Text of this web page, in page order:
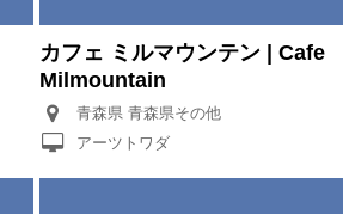
カフェ ミルマウンテン | Cafe
Milmountain
青森県 青森県その他
アーツトワダ